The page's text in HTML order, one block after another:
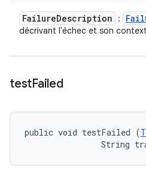
FailureDescription :
décrivant l'échec et son
testFailed
public void testFailed (
String